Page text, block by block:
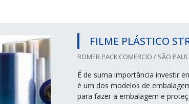
FILME PLÁSTICO
ROMER PACK COMERCIO / SÃO
É de suma importância investir
é um dos modelos de
para fazer a embalagem e